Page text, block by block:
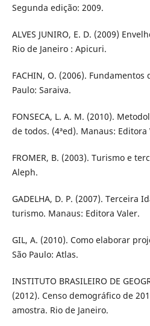
Segunda edição: 2009.
ALVES JUNIRO, E. D. (2009)
Rio de Janeiro : Apicuri.
FACHIN, O. (2006).
Paulo: Saraiva.
FONSECA, L. A. M. (2010).
de todos. (4ªed). Manaus: Editora
FROMER, B. (2003). Turismo e
Aleph.
GADELHA, D. P. (2007). Terceira
turismo. Manaus: Editora Valer.
GIL, A. (2010). Como elaborar
São Paulo: Atlas.
INSTITUTO BRASILEIRO DE
(2012). Censo demográfico de
amostra. Rio de Janeiro.